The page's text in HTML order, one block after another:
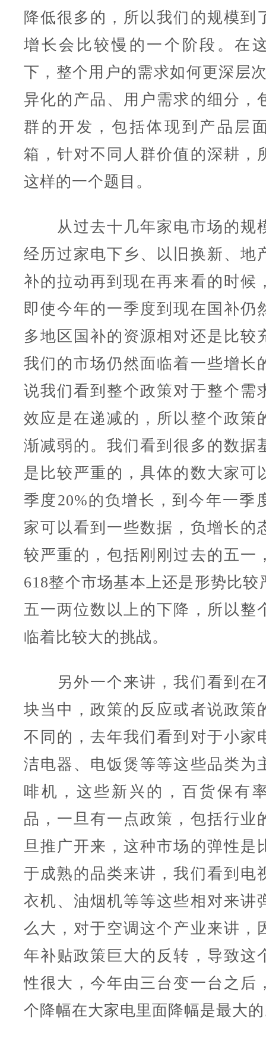
降低很多的，所以我们的规模到
增长会比较慢的一个阶段。在
下，整个用户的需求如何更深层
异化的产品、用户需求的细分，
群的开发，包括体现到产品层
箱，针对不同人群价值的深耕，
这样的一个题目。
从过去十几年家电市场的规
经历过家电下乡、以旧换新、地
补的拉动再到现在再来看的时候
即使今年的一季度到现在国补仍
多地区国补的资源相对还是比较
我们的市场仍然面临着一些增长
说我们看到整个政策对于整个需
效应是在递减的，所以整个政策
渐减弱的。我们看到很多的数据
是比较严重的，具体的数大家可
季度20%的负增长，到今年一季
家可以看到一些数据，负增长的
较严重的，包括刚刚过去的五一
618整个市场基本上还是形势比较
五一两位数以上的下降，所以整
临着比较大的挑战。
另外一个来讲，我们看到在
块当中，政策的反应或者说政策
不同的，去年我们看到对于小家
洁电器、电饭煲等等这些品类为
啡机，这些新兴的，百货保有
品，一旦有一点政策，包括行业
旦推广开来，这种市场的弹性是
于成熟的品类来讲，我们看到电
衣机、油烟机等等这些相对来讲
么大，对于空调这个产业来讲，
年补贴政策巨大的反转，导致这
性很大，今年由三台变一台之后
个降幅在大家电里面降幅是最大